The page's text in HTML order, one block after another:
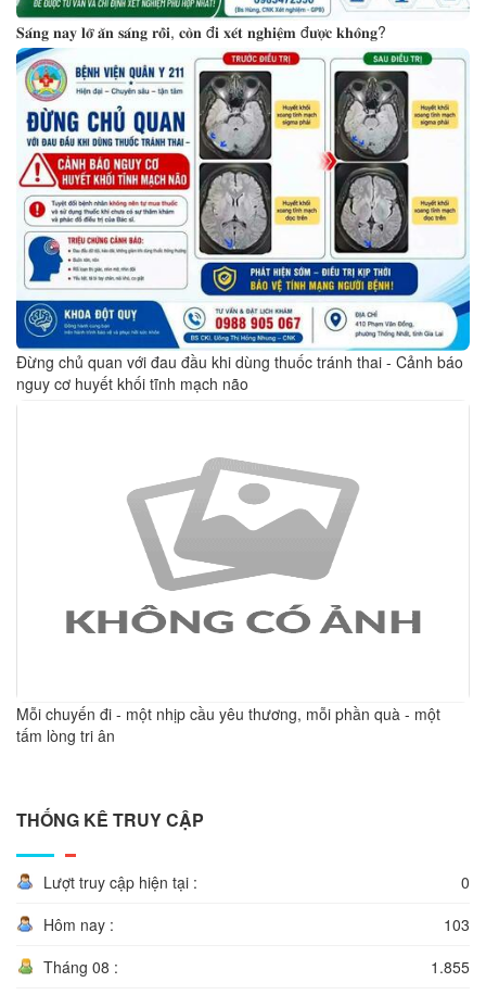
𝐒𝐚́𝐧𝐠 𝐧𝐚𝐲 𝐥𝐨̛̃ 𝐚̆𝐧 𝐬𝐚́𝐧𝐠 𝐫𝐨̂̀𝐢, 𝐜𝐨̀𝐧 đ𝐢 𝐱𝐞́𝐭 𝐧𝐠𝐡𝐢𝐞̣̂𝐦 đ𝐮̛𝐨̛̣𝐜 𝐤𝐡𝐨̂𝐧𝐠?
Đừng chủ quan với đau đầu khi dùng thuốc tránh thai - Cảnh báo
nguy cơ huyết khối tĩnh mạch não
Mỗi chuyến đi - một nhịp cầu yêu thương, mỗi phần quà - một
tấm lòng tri ân
THỐNG KÊ TRUY CẬP
Lượt truy cập hiện tại :
0
Hôm nay :
103
Tháng 08 :
1.855